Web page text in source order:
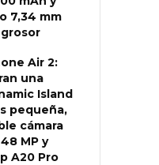
7,34 mm
Air 2:
una
Island
pequeña,
cámara
MP y
A20 Pro